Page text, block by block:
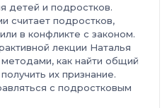
детей и подростков.
считает подростков,
в конфликте с законом.
лекции Наталья
как найти общий
их признание.
с подростковым